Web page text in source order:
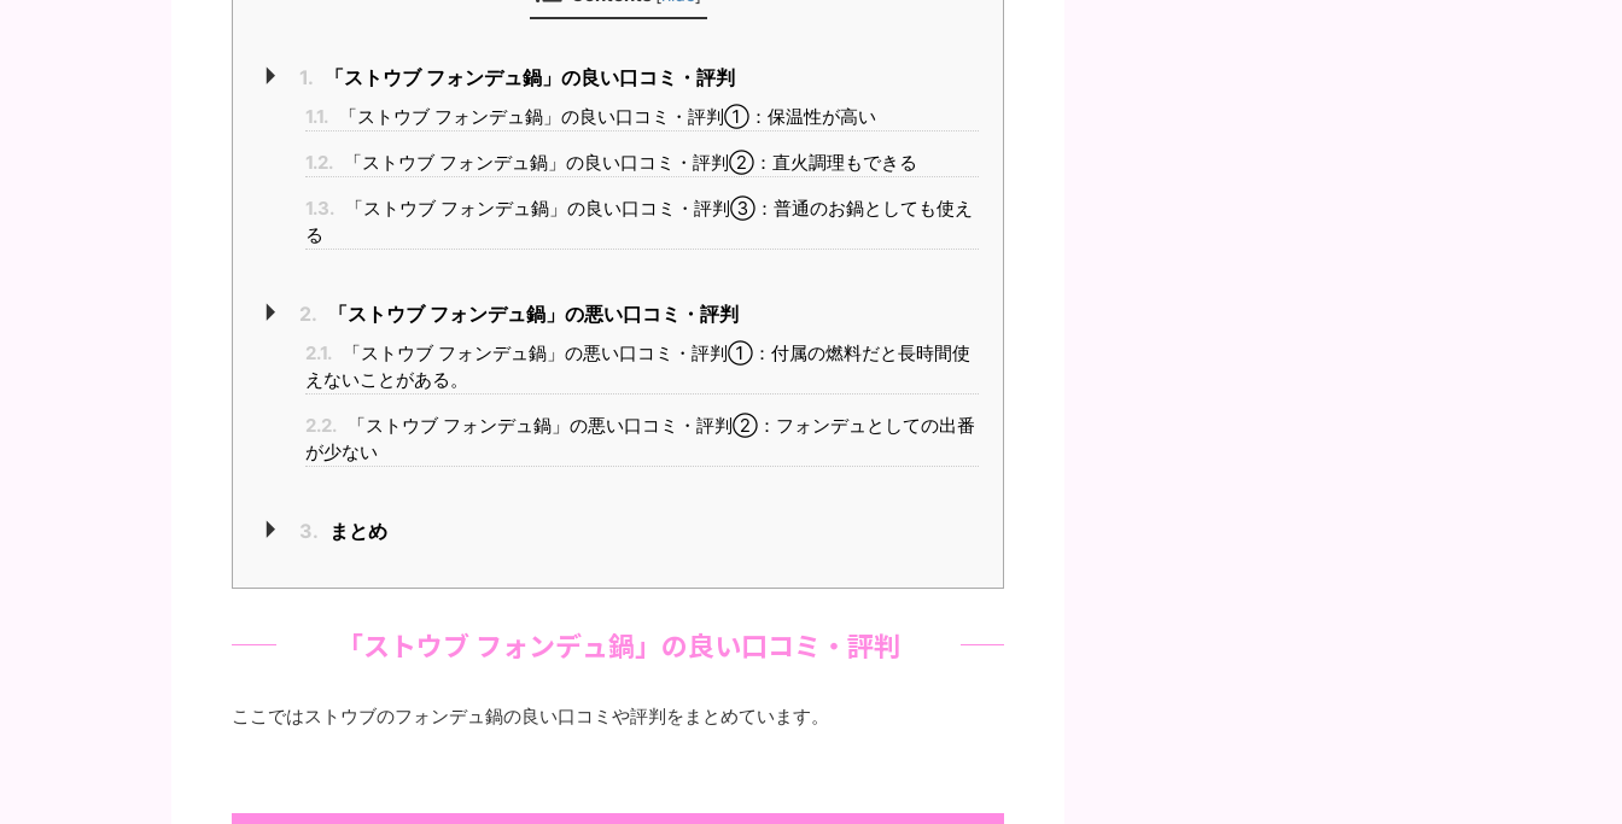
1. 「ストウブ フォンデュ鍋」の良い口コミ・評判
1.1.
「ストウブ フォンデュ鍋」の良い口コミ・評判①：保温性が高い
1.2.
「ストウブ フォンデュ鍋」の良い口コミ・評判②：直火調理もできる
1.3.
「ストウブ フォンデュ鍋」の良い口コミ・評判③：普通のお鍋としても使え
る
2. 「ストウブ フォンデュ鍋」の悪い口コミ・評判
2.1.
「ストウブ フォンデュ鍋」の悪い口コミ・評判①：付属の燃料だと長時間使
えないことがある。
2.2.
「ストウブ フォンデュ鍋」の悪い口コミ・評判②：フォンデュとしての出番
が少ない
3. まとめ
「ストウブ フォンデュ鍋」の良い口コミ・評判
ここではストウブのフォンデュ鍋の良い口コミや評判をまとめています。